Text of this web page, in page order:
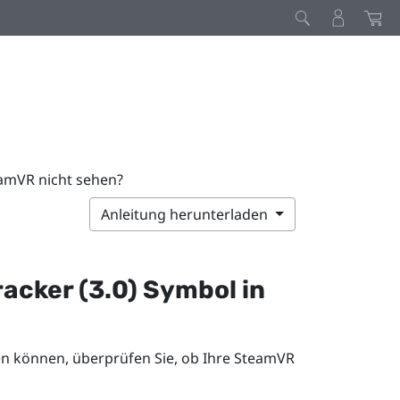
nicht sehen?
Anleitung herunterladen
(3.0) Symbol in
können, überprüfen Sie, ob IhreSteamVR